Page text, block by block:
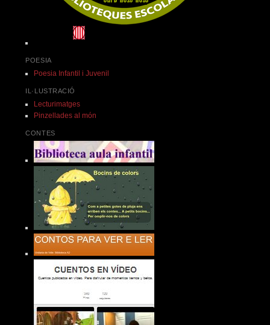
POESIA
Poesia Infantil i Juvenil
IL·LUSTRACIÓ
Lecturimatges
Pinzellades al món
CONTES